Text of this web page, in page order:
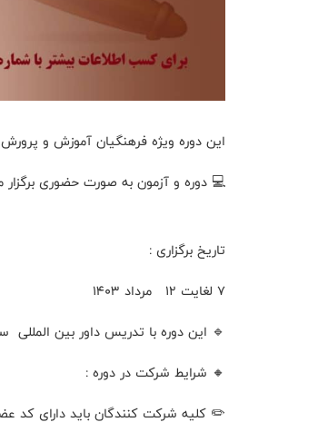
این دوره ویژه فرهنگیان آموزش و
💻 دوره و آزمون به صورت حضوری برگزار
تاریخ برگزاری :
۷ لغایت ۱۲ مرداد ۱۴۰۳
🔹 این دوره با تدریس داور بین المللی
🔸 شرایط شرکت در دوره :
✏️ کلیه شرکت کنندگان باید دارای کد